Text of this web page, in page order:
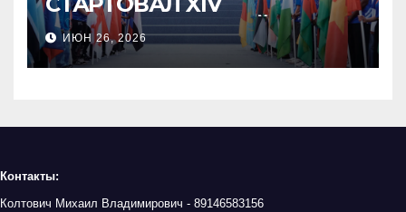
МЕЖДУНАРОДНЫЙ
МОЛОДЁЖНЫЙ
ПРОМЫШЛЕННЫЙ ФОРУМ
ИЮН 26, 2026
Контакты:
Колтович Михаил Владимирович - 89146583156